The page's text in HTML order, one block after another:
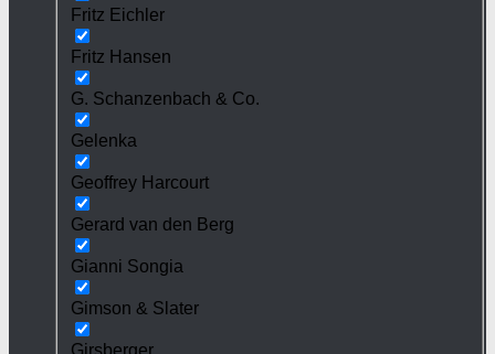
Fritz Eichler
Fritz Hansen
G. Schanzenbach & Co.
Gelenka
Geoffrey Harcourt
Gerard van den Berg
Gianni Songia
Gimson & Slater
Girsberger